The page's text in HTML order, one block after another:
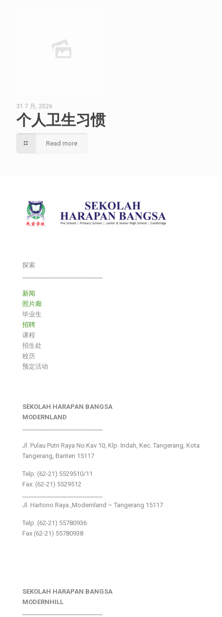
31 7 月, 2026
个人卫生习惯
Read more
探索
新闻
照片廊
毕业生
招聘
课程
招生处
校历
预定活动
SEKOLAH HARAPAN BANGSA
MODERNLAND
Jl. Pulau Putri Raya No.Kav 10, Klp. Indah, Kec. Tangerang, Kota
Tangerang, Banten 15117
Telp: (62-21) 5529510/11
Fax: (62-21) 5529512
Jl. Hartono Raya ,Modernland – Tangerang 15117
Telp. (62-21) 55780936
Fax (62-21) 55780938
SEKOLAH HARAPAN BANGSA
MODERNHILL